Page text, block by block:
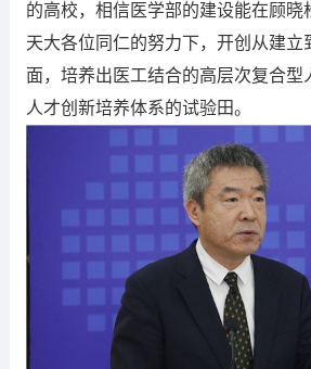
的高校，相信医学部的建设能在顾晓
天大各位同仁的努力下，开创从建立
面，培养出医工结合的高层次复合型
人才创新培养体系的试验田。